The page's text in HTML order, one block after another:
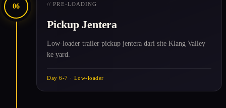
06 // PRE-LOADING
Pickup Jentera
Low-loader trailer pickup jentera dari site Klang Valley
ke yard.
Day 6-7 · Low-loader